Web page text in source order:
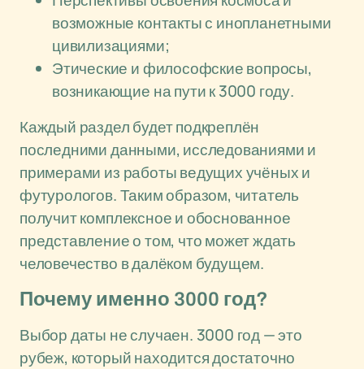
возможные контакты с инопланетными
цивилизациями;
Этические и философские вопросы,
возникающие на пути к 3000 году.
Каждый раздел будет подкреплён
последними данными, исследованиями и
примерами из работы ведущих учёных и
футурологов. Таким образом, читатель
получит комплексное и обоснованное
представление о том, что может ждать
человечество в далёком будущем.
Почему именно 3000 год?
Выбор даты не случаен. 3000 год — это
рубеж, который находится достаточно